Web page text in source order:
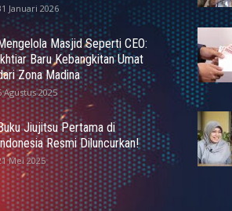
Januari 2026
Masjid Seperti CEO:
Baru Kebangkitan Umat
Zona Madina
Agustus 2025
Jiujitsu Pertama di
Resmi Diluncurkan!
Mei 2025